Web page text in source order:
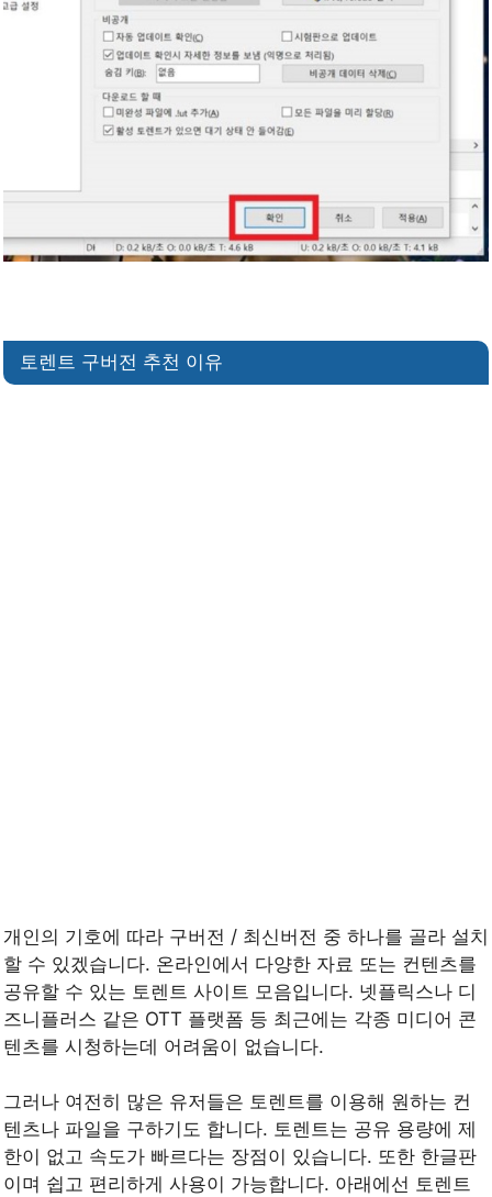
토렌트 구버전 추천 이유
개인의 기호에 따라 구버전 / 최신버전 중 하나를 골라 설치
할 수 있겠습니다. 온라인에서 다양한 자료 또는 컨텐츠를
공유할 수 있는 토렌트 사이트 모음입니다. 넷플릭스나 디
즈니플러스 같은 OTT 플랫폼 등 최근에는 각종 미디어 콘
텐츠를 시청하는데 어려움이 없습니다.
그러나 여전히 많은 유저들은 토렌트를 이용해 원하는 컨
텐츠나 파일을 구하기도 합니다. 토렌트는 공유 용량에 제
한이 없고 속도가 빠르다는 장점이 있습니다. 또한 한글판
이며 쉽고 편리하게 사용이 가능합니다. 아래에선 토렌트